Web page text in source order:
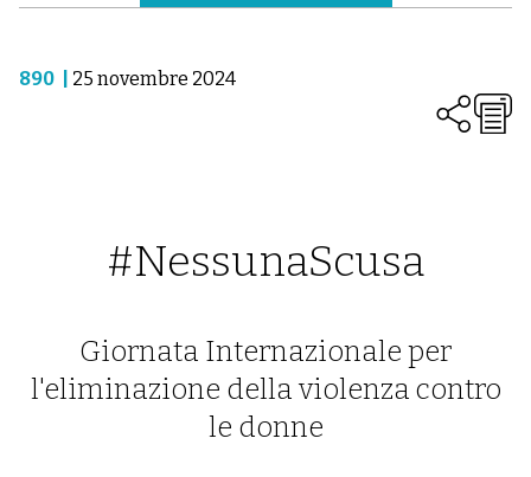
890 25 novembre 2024
#NessunaScusa
Giornata Internazionale per
l'eliminazione della violenza contro
le donne